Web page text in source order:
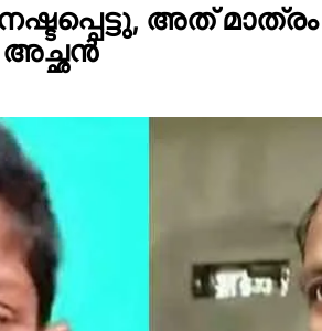
അത്
അച്ഛന്‍